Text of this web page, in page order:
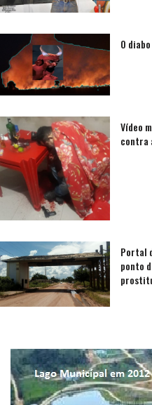
O
Vídeo
contra
Portal
ponto